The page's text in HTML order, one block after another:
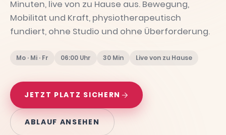
Minuten, live von zu Hause aus. Bewegung,
Mobilität und Kraft, physiotherapeutisch
fundiert, ohne Studio und ohne Überforderung.
Mo · Mi · Fr 06:00 Uhr 30 Min Live von zu Hause
JETZT PLATZ SICHERN
ABLAUF ANSEHEN